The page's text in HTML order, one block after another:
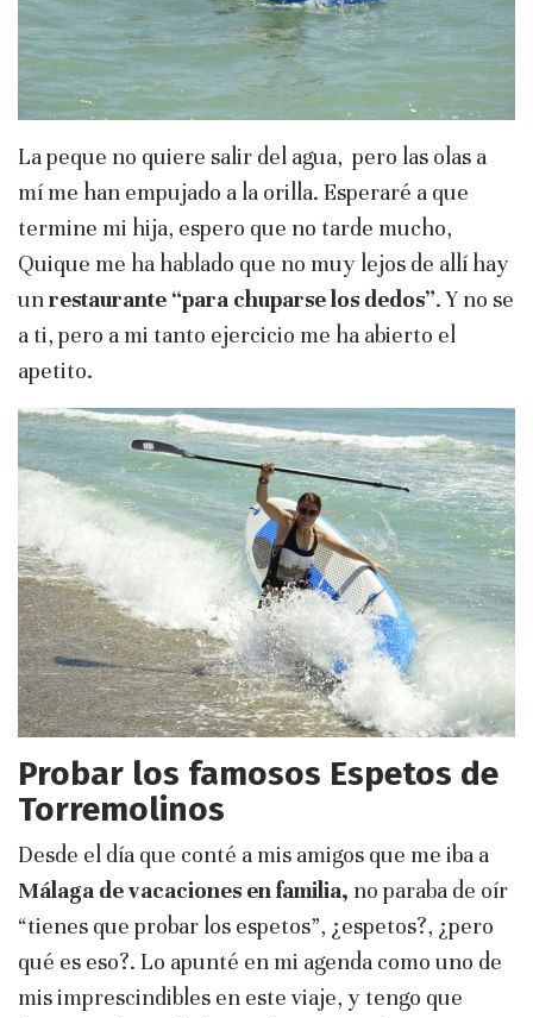
La peque no quiere salir del agua, pero las olas a
mí me han empujado a la orilla. Esperaré a que
termine mi hija, espero que no tarde mucho,
Quique me ha hablado que no muy lejos de allí hay
unrestaurante “para chuparse los dedos”. Y no se
a ti, pero a mi tanto ejercicio me ha abierto el
apetito.
Probar los famosos Espetos de
Torremolinos
Desde el día que conté a mis amigos que me iba a
Málaga de vacaciones en familia, no paraba de oír
“tienes que probar los espetos”, ¿espetos?, ¿pero
qué es eso?. Lo apunté en mi agenda como uno de
mis imprescindibles en este viaje, y tengo que